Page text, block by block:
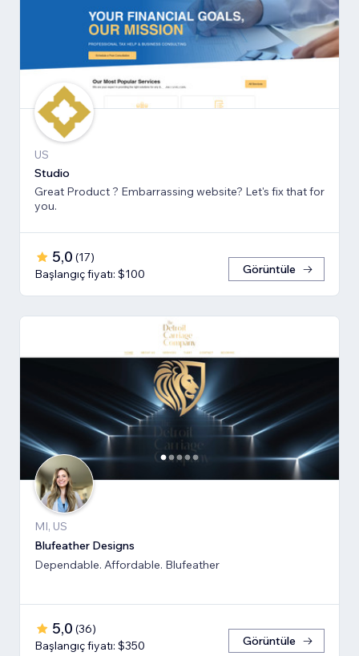
US
Studio
Great Product ? Embarrassing website? Let's fix that for
you.
5,0 (17)
Başlangıç fiyatı: $100
Görüntüle
MI, US
Blufeather Designs
Dependable. Affordable. Blufeather
5,0 (36)
Başlangıç fiyatı: $350
Görüntüle